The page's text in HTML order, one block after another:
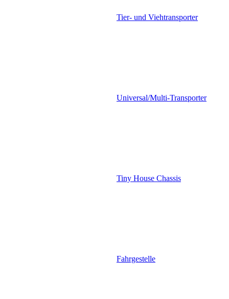
Tier- und Viehtransporter
Universal/Multi-Transporter
Tiny House Chassis
Fahrgestelle